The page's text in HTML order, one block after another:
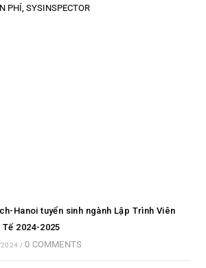
PHÍ, SYSINSPECTOR
Hanoi tuyển sinh ngành Lập Trình Viên
Tế 2024-2025
/ 0 COMMENTS